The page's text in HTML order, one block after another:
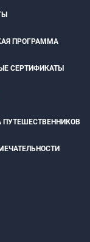
ПРОГРАММА
СЕРТИФИКАТЫ
ПУТЕШЕСТВЕННИКОВ